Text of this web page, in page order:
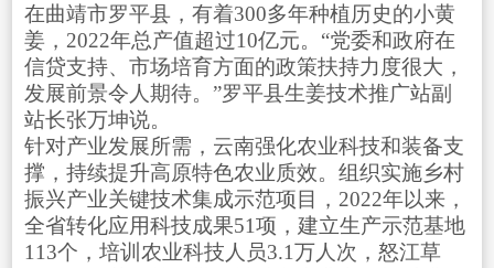
在曲靖市罗平县，有着300多年种植历史的小黄
姜，2022年总产值超过10亿元。“党委和政府在
信贷支持、市场培育方面的政策扶持力度很大，
发展前景令人期待。”罗平县生姜技术推广站副
站长张万坤说。
针对产业发展所需，云南强化农业科技和装备支
撑，持续提升高原特色农业质效。组织实施乡村
振兴产业关键技术集成示范项目，2022年以来，
全省转化应用科技成果51项，建立生产示范基地
113个，培训农业科技人员3.1万人次，怒江草